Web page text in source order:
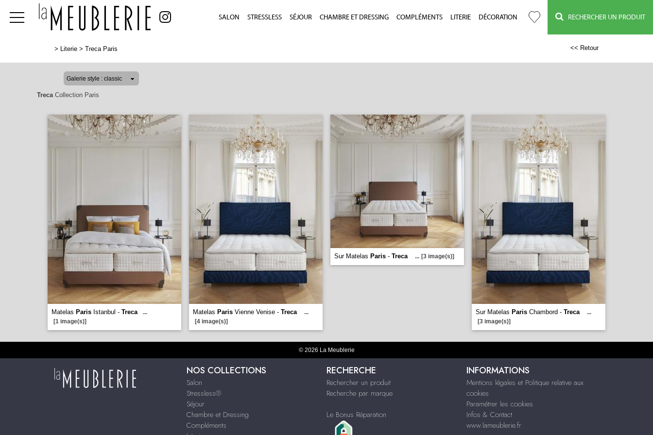
SALON STRESSLESS SÉJOUR CHAMBRE ET DRESSING COMPLÉMENTS LITERIE DÉCORATION RECHERCHER UN PRODUIT
> Literie > Treca Paris << Retour
TrecaCollection Paris
Matelas Paris Istanbul - Treca
...
[1 image(s)]
Matelas Paris Vienne Venise - Treca
...
[4 image(s)]
Sur Matelas Paris - Treca ... [3 image(s)]
Sur Matelas Paris Chambord - Treca
...
[3 image(s)]
© 2026 La Meublerie
NOS COLLECTIONS
Salon
Stressless®
Séjour
Chambre et Dressing
Compléments
RECHERCHE
Rechercher un produit
Recherche par marque
Le Bonus Réparation
INFORMATIONS
Mentions légales et Politique relative aux
cookies
Paramétrer les cookies
Infos & Contact
www.lameublerie.fr